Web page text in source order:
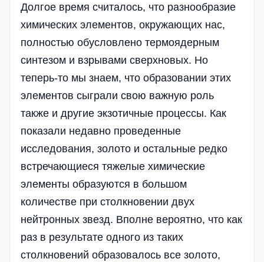
Долгое время считалось, что разнообразие
химических элементов, окружающих нас,
полностью обусловлено термоядерным
синтезом и взрывами сверхновых. Но
теперь-то мы знаем, что образовании этих
элементов сыграли свою важную роль
также и другие экзотичные процессы. Как
показали недавно проведенные
исследования, золото и остальные редко
встречающиеся тяжелые химические
элементы образуются в большом
количестве при столкновении двух
нейтронных звезд. Вполне вероятно, что как
раз в результате одного из таких
столкновений образовалось все золото,